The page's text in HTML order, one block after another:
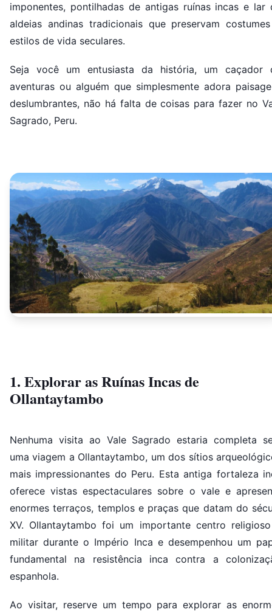
imponentes, pontilhadas de antigas ruínas incas e lar
aldeias andinas tradicionais que preservam
estilos de vida seculares.
Seja você um entusiasta da história, um caçador
aventuras ou alguém que simplesmente adora
deslumbrantes, não há falta de coisas para fazer no
Sagrado, Peru.
1. Explorar as Ruínas Incas de
Ollantaytambo
Nenhuma visita ao Vale Sagrado estaria completa
uma viagem a Ollantaytambo, um dos sítios
mais impressionantes do Peru. Esta antiga fortaleza
oferece vistas espectaculares sobre o vale e
enormes terraços, templos e praças que datam do
XV. Ollantaytambo foi um importante centro
militar durante o Império Inca e desempenhou um
fundamental na resistência inca contra a
espanhola.
Ao visitar, reserve um tempo para explorar as